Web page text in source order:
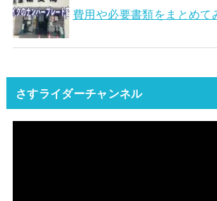
費用や必要書類をまとめて
さすライダーチャンネル